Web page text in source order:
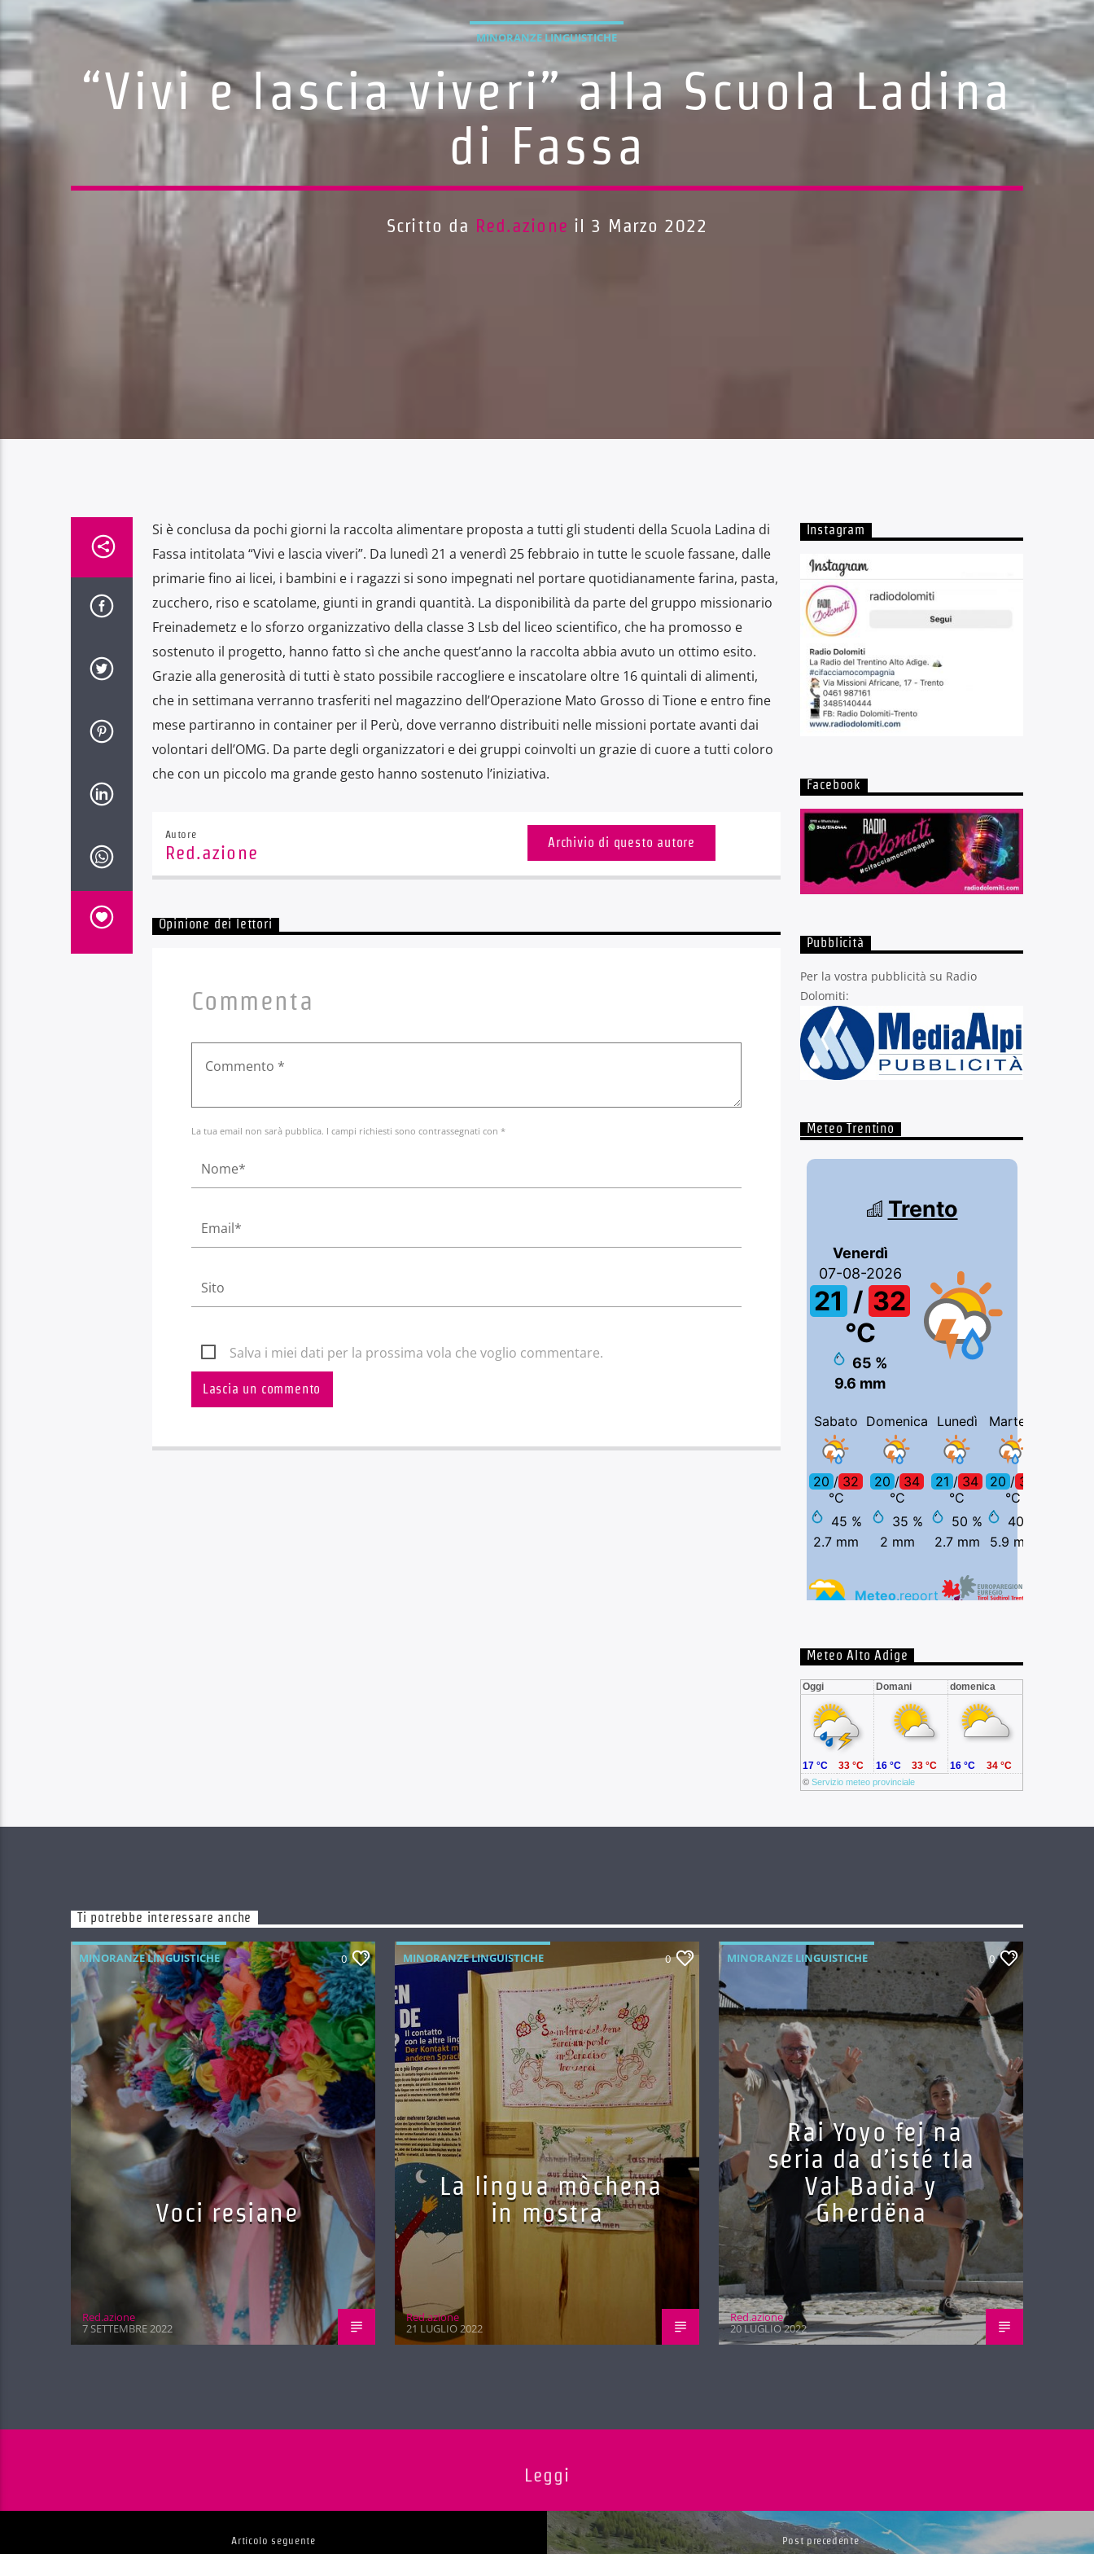
MINORANZE LINGUISTICHE
“Vivi e lascia viveri” alla Scuola Ladina
di Fassa
Scritto da Red.azione il 3 Marzo 2022
Si è conclusa da pochi giorni la raccolta alimentare proposta a tutti gli studenti della Scuola Ladina di
Fassa intitolata “Vivi e lascia viveri”. Da lunedì 21 a venerdì 25 febbraio in tutte le scuole fassane, dalle
primarie fino ai licei, i bambini e i ragazzi si sono impegnati nel portare quotidianamente farina, pasta,
zucchero, riso e scatolame, giunti in grandi quantità. La disponibilità da parte del gruppo missionario
Freinademetz e lo sforzo organizzativo della classe 3 Lsb del liceo scientifico, che ha promosso e
sostenuto il progetto, hanno fatto sì che anche quest’anno la raccolta abbia avuto un ottimo esito.
Grazie alla generosità di tutti è stato possibile raccogliere e inscatolare oltre 16 quintali di alimenti,
che in settimana verranno trasferiti nel magazzino dell’Operazione Mato Grosso di Tione e entro fine
mese partiranno in container per il Perù, dove verranno distribuiti nelle missioni portate avanti dai
volontari dell’OMG. Da parte degli organizzatori e dei gruppi coinvolti un grazie di cuore a tutti coloro
che con un piccolo ma grande gesto hanno sostenuto l’iniziativa.
Autore
Red.azione
Archivio di questo autore
Opinione dei lettori
Commenta
La tua email non sarà pubblica. I campi richiesti sono contrassegnati con *
Salva i miei dati per la prossima vola che voglio commentare.
Instagram
Facebook
Pubblicità
Per la vostra pubblicità su Radio
Dolomiti:
Meteo Trentino
Meteo Alto Adige
Oggi Domani domenica
© Servizio meteo provinciale
17 °C 33 °C 16 °C 33 °C 16 °C 34 °C
Ti potrebbe interessare anche
MINORANZE LINGUISTICHE 0
Voci resiane
Red.azione
7 SETTEMBRE 2022
MINORANZE LINGUISTICHE 0
La lingua mòchena
in mostra
Red.azione
21 LUGLIO 2022
MINORANZE LINGUISTICHE 0
Rai Yoyo fej na
seria da d’isté tla
Val Badia y
Gherdëna
Red.azione
20 LUGLIO 2022
Leggi
Articolo seguente Post precedente